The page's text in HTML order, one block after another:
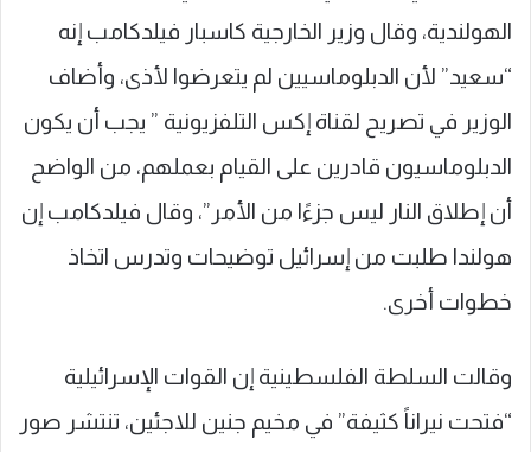
الهولندية، وقال وزير الخارجية كاسبار فيلدكامب إنه
“سعيد” لأن الدبلوماسيين لم يتعرضوا لأذى، وأضاف
الوزير في تصريح لقناة إكس التلفزيونية ” يجب أن يكون
الدبلوماسيون قادرين على القيام بعملهم، من الواضح
أن إطلاق النار ليس جزءًا من الأمر”، وقال فيلدكامب إن
هولندا طلبت من إسرائيل توضيحات وتدرس اتخاذ
خطوات أخرى.
وقالت السلطة الفلسطينية إن القوات الإسرائيلية
“فتحت نيراناً كثيفة” في مخيم جنين للاجئين، تنتشر صور